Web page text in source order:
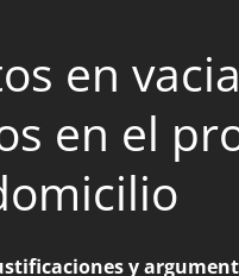
en
en el
y